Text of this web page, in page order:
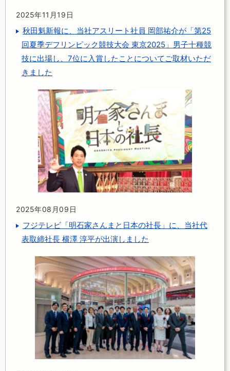
2025年11月19日
秋田魁新報に、当社アスリート社員 岡部祐介が「第25
回夏季デフリンピック競技大会 東京2025」男子十種競
技に出場し、7位に入賞したことについてご取材いただ
きました
2025年08月09日
フジテレビ「明石家さんまと日本の社長」に、当社代
表取締社長 横澤 淳平が出演しました